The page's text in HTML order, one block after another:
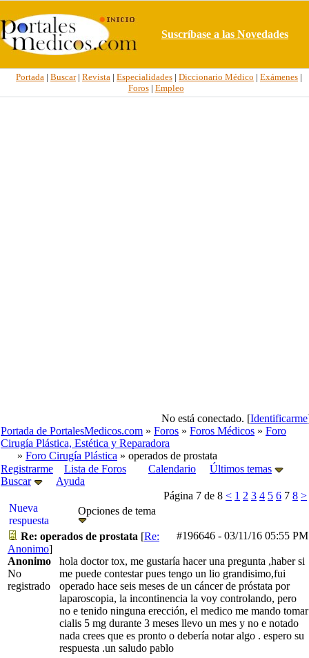
Suscríbase a las Novedades
Portada | Buscar| Revista | Especialidades | Diccionario Médico | Exámenes |
Foros| Empleo
No está conectado. [Identificarme
Portada de PortalesMedicos.com » Foros » Foros Médicos » Foro
Cirugía Plástica, Estética y Reparadora
» Foro Cirugía Plástica » operados de prostata
Registrarme
Lista de Foros Calendario
Últimos temas
Buscar
Ayuda
Página 7 de 8 < 1 2 3 4 5 6 7 8 >
Nueva
respuesta
Opciones de tema
#196646 - 03/11/16 05:55 PM
Re: operados de prostata [Re:
Anonimo]
Anonimo
No
registrado
hola doctor tox, me gustaría hacer una pregunta ,haber si
me puede contestar pues tengo un lio grandisimo,fui
operado hace seis meses de un cáncer de próstata por
laparoscopia, la incontinencia la voy controlando, pero
no e tenido ninguna erección, el medico me mando tomar
cialis 5 mg durante 3 meses llevo un mes y no e notado
nada crees que es pronto o debería notar algo . espero su
respuesta .un saludo pablo